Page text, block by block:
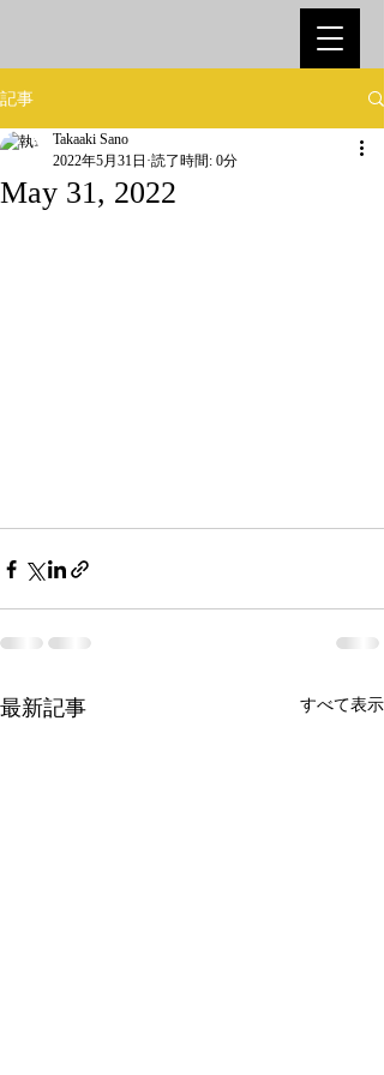
記事
May 31, 2022
Takaaki Sano
2022年5月31日 読了時間: 0分
最新記事 すべて表示